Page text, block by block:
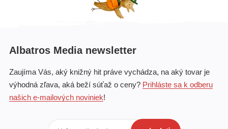
Albatros Media newsletter
Zaujíma Vás, aký knižný hit práve vychádza, na aký tovar je
výhodná zľava, aká beží súťaž o ceny? Prihláste sa k odberu
našich e-mailových noviniek!